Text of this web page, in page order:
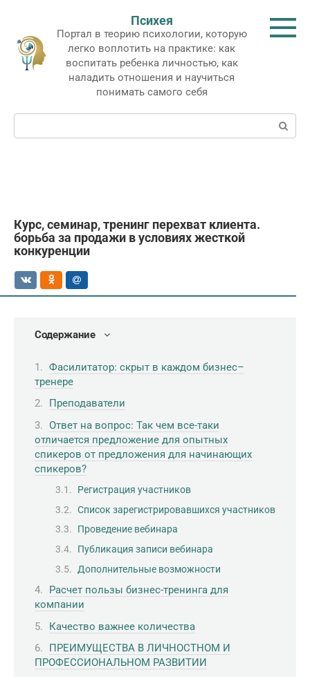
контенту
Психея
Портал в теорию психологии, которую
легко воплотить на практике: как
воспитать ребенка личностью, как
наладить отношения и научиться
понимать самого себя
Поиск:
Курс, семинар, тренинг перехват клиента.
борьба за продажи в условиях жесткой
конкуренции
Содержание
Фасилитатор: скрыт в каждом бизнес–
тренере
Преподаватели
Ответ на вопрос: Так чем все-таки
отличается предложение для опытных
спикеров от предложения для начинающих
спикеров?
Регистрация участников
Список зарегистрировавшихся участников
Проведение вебинара
Публикация записи вебинара
Дополнительные возможности
Расчет пользы бизнес-тренинга для
компании
Качество важнее количества
ПРЕИМУЩЕСТВА В ЛИЧНОСТНОМ И
ПРОФЕССИОНАЛЬНОМ РАЗВИТИИ